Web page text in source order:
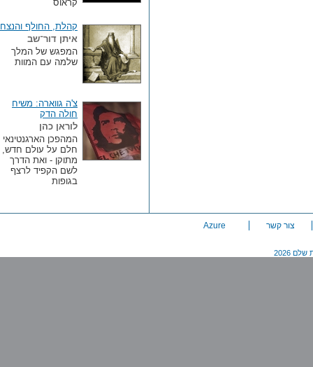
קראוס
קהלת, החולף והנצחי
איתן דור־שב
המפגש של המלך
שלמה עם המוות
צ'ה גווארה: משיח
חולה הדק
לוראן כהן
המהפכן הארגנטינאי
חלם על עולם חדש,
מתוקן - ואת הדרך
לשם הקפיד לרצף
בגופות
צור קשר Azure